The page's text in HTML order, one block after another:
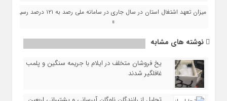
میزان تعهد اشتغال استان در سال جاری در سامانه ملی رصد به ۱۲۱ درصد رسید
»
نوشته های مشابه
یخ‌ فروشان متخلف در ایلام با جریمه سنگین و پلمب
غافلگیر شدند